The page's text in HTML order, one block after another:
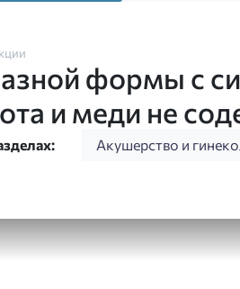
формы с
и меди не
Акушерство и